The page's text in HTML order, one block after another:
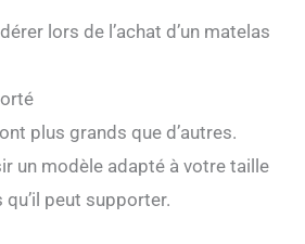
lors de l’achat d’un matelas
plus grands que d’autres.
un modèle adapté à votre taille
peut supporter.